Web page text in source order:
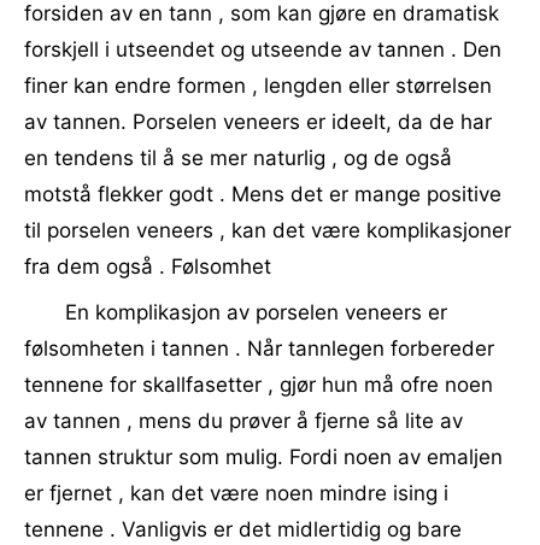
forsiden av en tann , som kan gjøre en dramatisk
forskjell i utseendet og utseende av tannen . Den
finer kan endre formen , lengden eller størrelsen
av tannen. Porselen veneers er ideelt, da de har
en tendens til å se mer naturlig , og de ​​også
motstå flekker godt . Mens det er mange positive
til porselen veneers , kan det være komplikasjoner
fra dem også . Følsomhet
En komplikasjon av porselen veneers er
følsomheten i tannen . Når tannlegen forbereder
tennene for skallfasetter , gjør hun må ofre noen
av tannen , mens du prøver å fjerne så lite av
tannen struktur som mulig. Fordi noen av emaljen
er fjernet , kan det være noen mindre ising i
tennene . Vanligvis er det midlertidig og bare